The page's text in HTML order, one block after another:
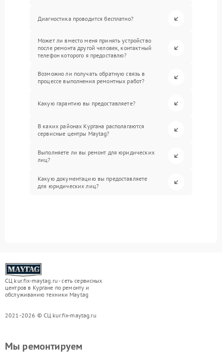
Диагностика проводится бесплатно?
Может ли вместо меня принять устройство
после ремонта другой человек, контактный
телефон которого я предоставлю?
Возможно ли получать обратную связь в
процессе выполнения ремонтных работ?
Какую гарантию вы предоставляете?
В каких районах Кургана располагаются
сервисные центры Maytag?
Выполняете ли вы ремонт для юридических
лиц?
Какую документацию вы предоставляете
для юридических лиц?
СЦ kur.fix-maytag.ru - сеть сервисных
центров в Кургане по ремонту и
обслуживанию техники Maytag
2021-2026 © СЦ kur.fix-maytag.ru
Мы ремонтируем